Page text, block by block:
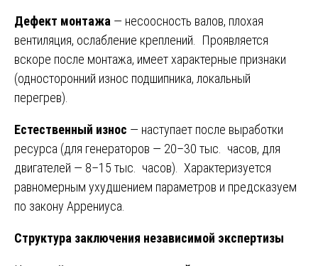
Дефект монтажа — несоосность валов, плохая
вентиляция, ослабление креплений. Проявляется
вскоре после монтажа, имеет характерные признаки
(односторонний износ подшипника, локальный
перегрев).
Естественный износ — наступает после выработки
ресурса (для генераторов — 20–30 тыс. часов, для
двигателей — 8–15 тыс. часов). Характеризуется
равномерным ухудшением параметров и предсказуем
по закону Аррениуса.
Структура заключения независимой экспертизы